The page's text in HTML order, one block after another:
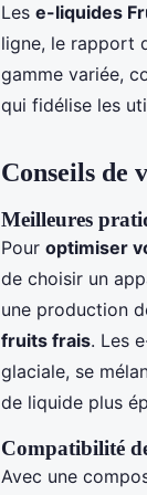
Les e-liquides
ligne, le rapport
gamme variée,
qui fidélise les
Conseils de
Meilleures
Pour optimiser
de choisir un
une production
fruits frais. Les
glaciale, se
de liquide plus
Compatibilité
Avec une